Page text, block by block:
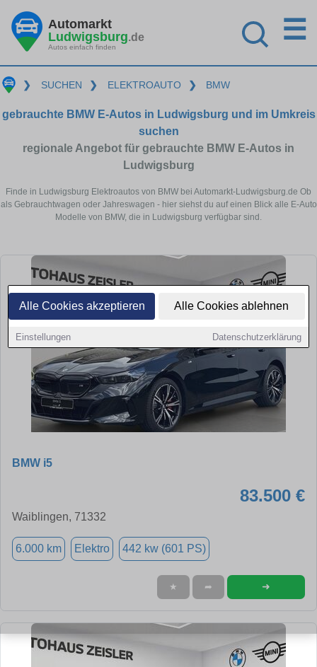
Alle Cookies akzeptieren Alle Cookies ablehnen
Einstellungen Datenschutzerklärung
Automarkt
Ludwigsburg.de
Autos einfach finden
☰
❯ SUCHEN ❯ ELEKTROAUTO ❯ BMW
gebrauchte BMW E-Autos in Ludwigsburg und im Umkreis
suchen
regionale Angebot für gebrauchte BMW E-Autos in
Ludwigsburg
Finde in Ludwigsburg Elektroautos von BMW bei Automarkt-Ludwigsburg.de Ob
als Gebrauchtwagen oder Jahreswagen - hier siehst du auf einen Blick alle E-Auto
Modelle von BMW, die in Ludwigsburg verfügbar sind.
BMW i5
83.500 €
Waiblingen, 71332
6.000 km Elektro 442 kw (601 PS)
★ ➦ ➜